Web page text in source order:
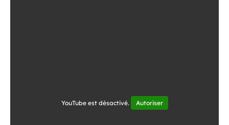
YouTube est désactivé. Autoriser